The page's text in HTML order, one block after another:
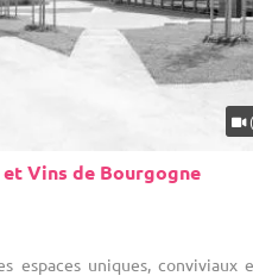
Vins de Bourgogne
espaces uniques, conviviaux